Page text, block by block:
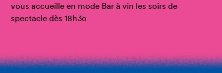
vous accueille en mode Bar à vin les soirs de
spectacle dès 18h3o